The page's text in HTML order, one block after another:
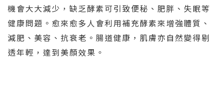
機會大大減少，缺乏酵素可引致便秘、肥胖、失眠等
健康問題。愈來愈多人會利用補充酵素來增強體質、
減肥、美容、抗衰老。腸道健康，肌膚亦自然變得剔
透年輕，達到美顏效果。